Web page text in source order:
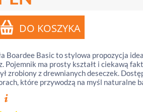
Boardee Basic to stylowa propozycja
Pojemnik ma prosty kształt i ciekawą
zrobiony z drewnianych deseczek.
które przywodzą na myśl naturalne